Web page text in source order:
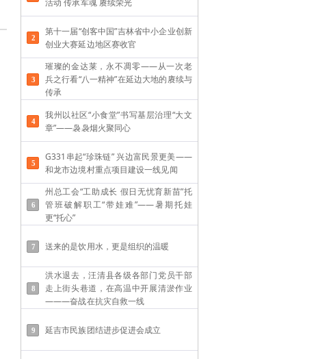
第十一届“创客中国”吉林省中小企业创新
创业大赛延边地区赛收官
璀璨的金达莱，永不凋零——从一次老
兵之行看“八一精神”在延边大地的赓续与
传承
我州以社区“小食堂”书写基层治理“大文
章”——袅袅烟火聚同心
G331串起“珍珠链” 兴边富民景更美——
和龙市边境村重点项目建设一线见闻
州总工会“工助成长 假日无忧育新苗”托
管班破解职工“带娃难”——​暑期托娃
更“托心”
送来的是饮用水，更是组织的温暖
洪水退去，汪清县各级各部门党员干部
走上街头巷道，在高温中开展清淤作业
———奋战在抗灾自救一线
延吉市民族团结进步促进会成立